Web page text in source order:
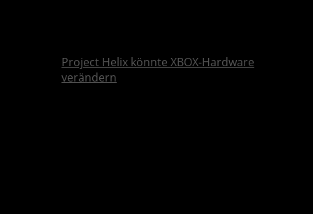
Project Helix könnte XBOX-Hardware
verändern